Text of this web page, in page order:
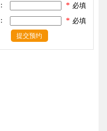
* 必填
* 必填